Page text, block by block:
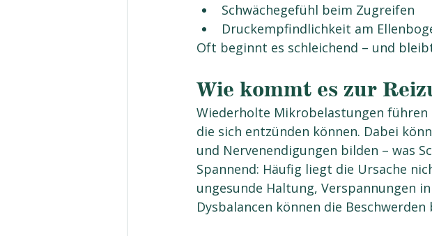
Schwächegefühl beim Zugreifen
Druckempfindlichkeit am
Oft beginnt es schleichend – und
Wie kommt es zur
Wiederholte Mikrobelastungen führen
die sich entzünden können. Dabei
und Nervenendigungen bilden – was
Spannend: Häufig liegt die Ursache
ungesunde Haltung, Verspannungen
Dysbalancen können die